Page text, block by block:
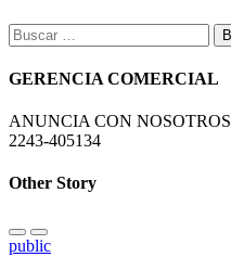
Buscar:
GERENCIA COMERCIAL
ANUNCIA CON NOSOTROS
2243-405134
Other Story
public